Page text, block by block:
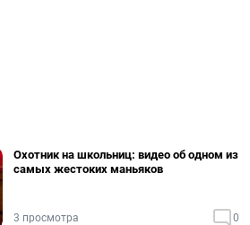
Охотник на школьниц: видео об одном из
самых жестоких маньяков
3 просмотра 0